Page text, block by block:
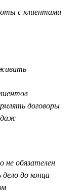
с клиентами
договоры
обязателен
до конца